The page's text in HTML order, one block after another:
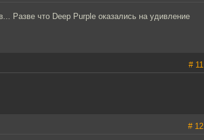
Разве что Deep Purple оказались на удивление
# 11
# 12